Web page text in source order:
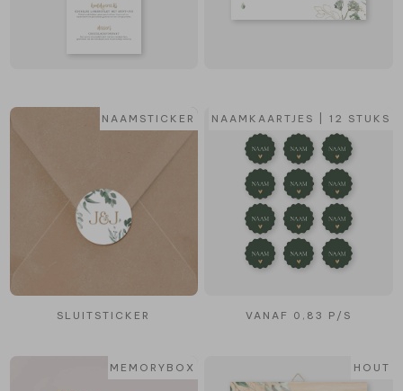
NAAMSTICKER
SLUITSTICKER
NAAMKAARTJES | 12 STUKS
VANAF 0,83 P/S
MEMORYBOX HOUT